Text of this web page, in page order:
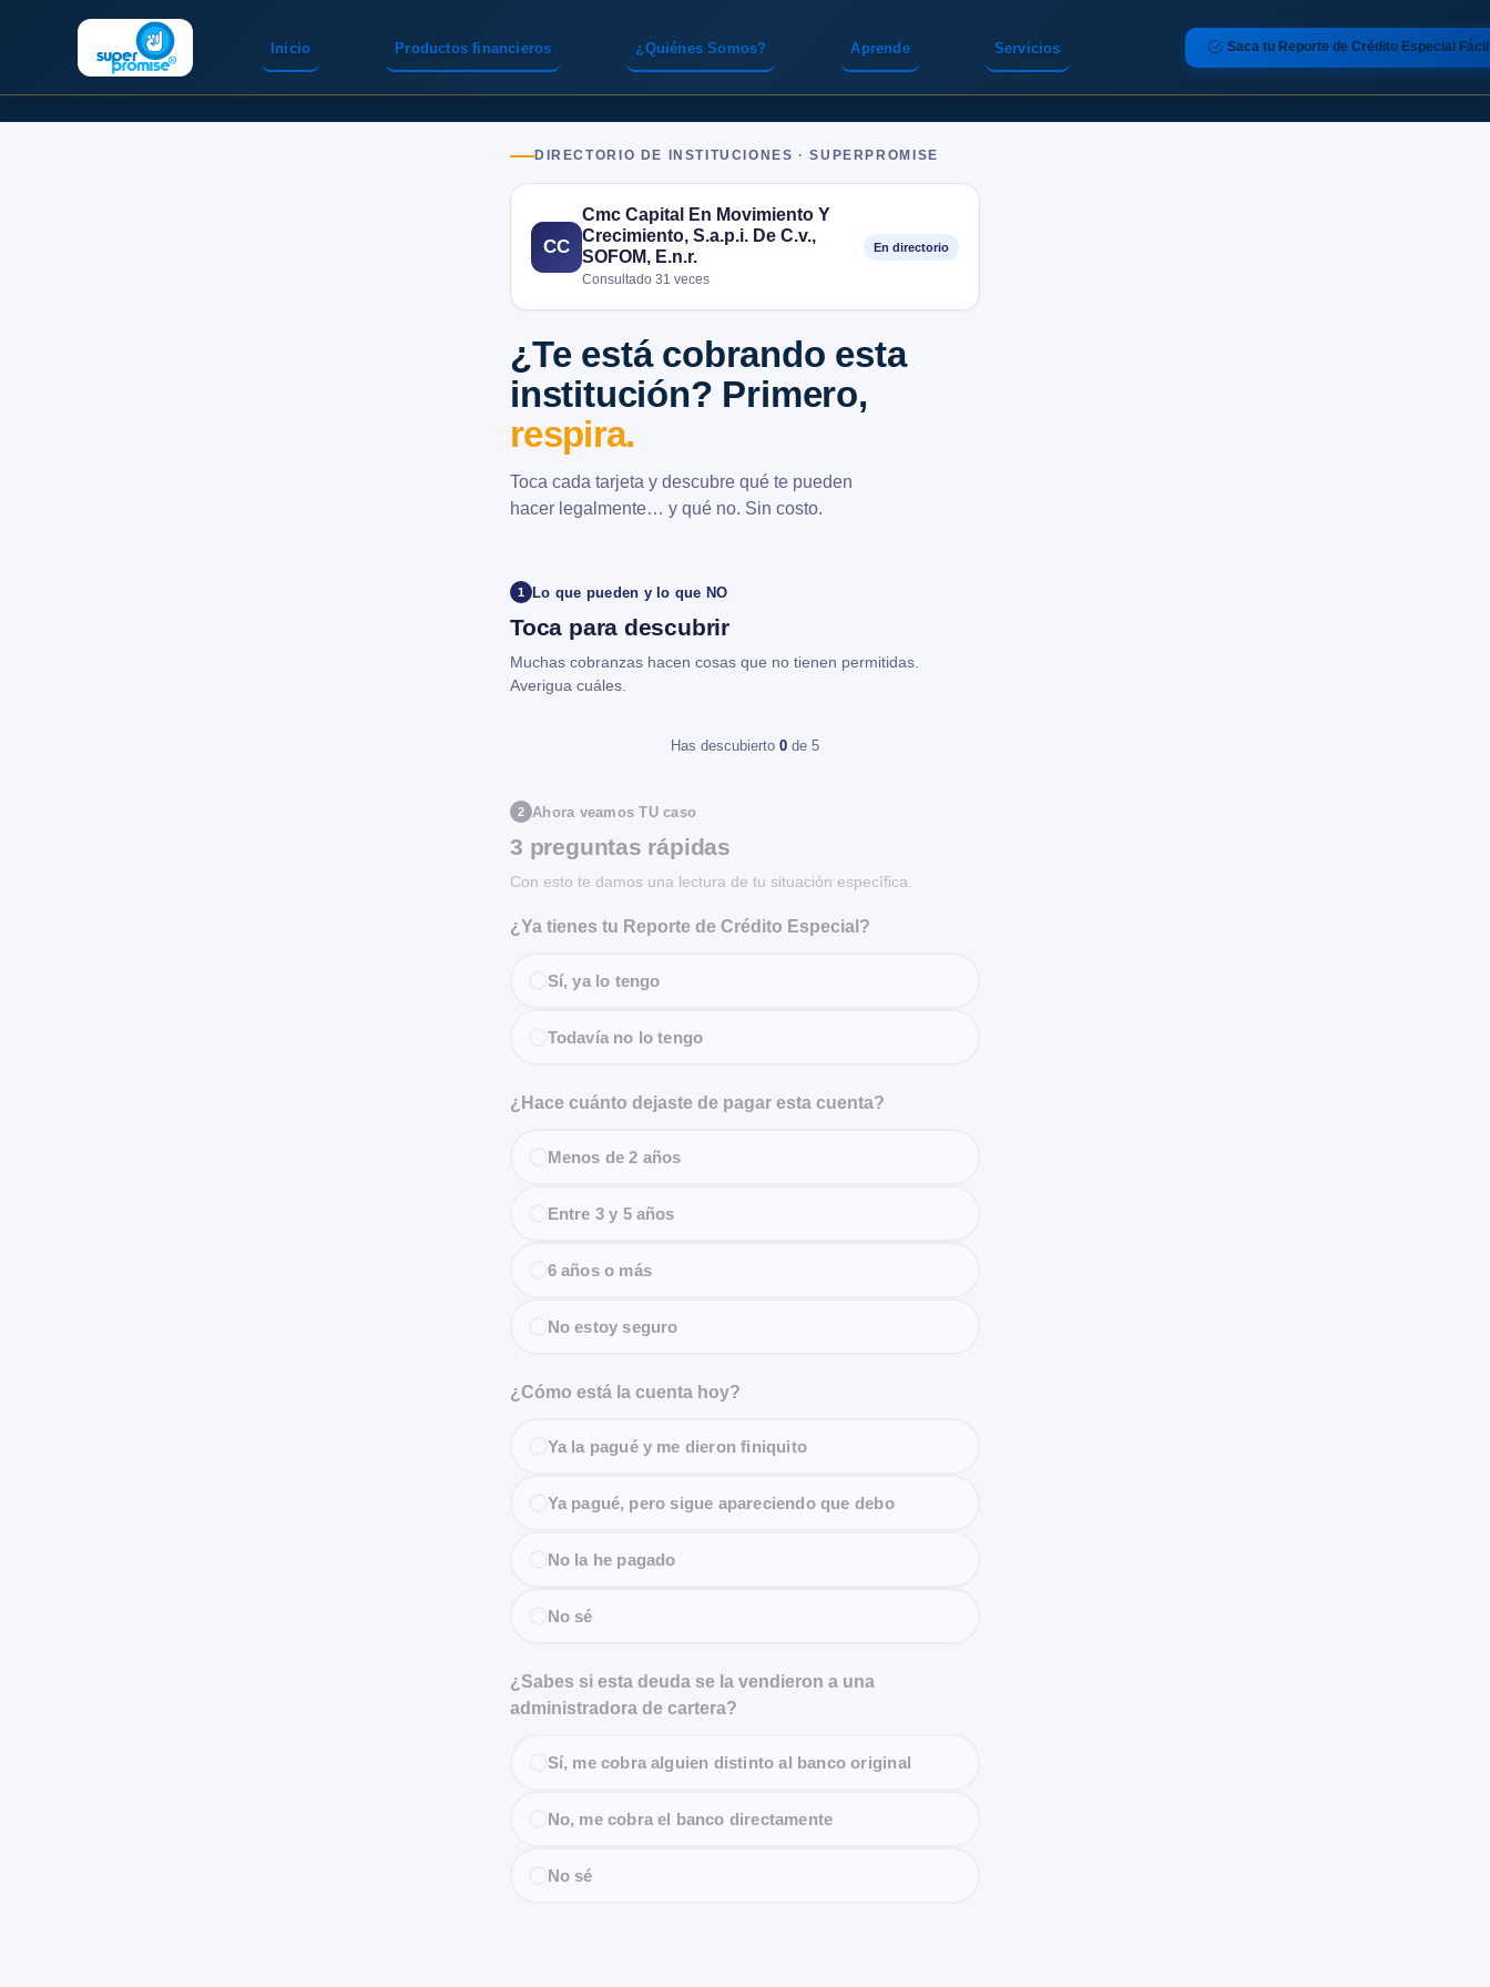
Inicio Servicios
Productos financieros ¿Quiénes Somos? Aprende Saca tu Reporte de Crédito Especial Fácil
DIRECTORIO DE INSTITUCIONES · SUPERPROMISE
CC
Cmc Capital En Movimiento Y
Crecimiento, S.a.p.i. De C.v.,
SOFOM, E.n.r.
Consultado 31 veces
En directorio
¿Te está cobrando esta
institución? Primero,
respira.
Toca cada tarjeta y descubre qué te pueden
hacer legalmente… y qué no. Sin costo.
1 Lo que pueden y lo que NO
Toca para descubrir
Muchas cobranzas hacen cosas que no tienen permitidas.
Averigua cuáles.
Has descubierto 0 de 5
2 Ahora veamos TU caso
3 preguntas rápidas
Con esto te damos una lectura de tu situación específica.
¿Ya tienes tu Reporte de Crédito Especial?
Sí, ya lo tengo
Todavía no lo tengo
¿Hace cuánto dejaste de pagar esta cuenta?
Menos de 2 años
Entre 3 y 5 años
6 años o más
No estoy seguro
¿Cómo está la cuenta hoy?
Ya la pagué y me dieron finiquito
Ya pagué, pero sigue apareciendo que debo
No la he pagado
No sé
¿Sabes si esta deuda se la vendieron a una
administradora de cartera?
Sí, me cobra alguien distinto al banco original
No, me cobra el banco directamente
No sé